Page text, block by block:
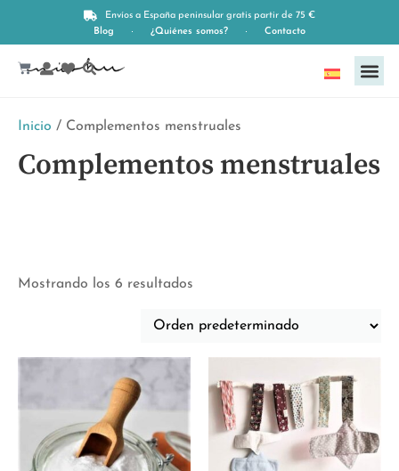
Envíos a España peninsular gratis partir de 75 €
Blog
¿Quiénes somos? Contacto
Español
Inicio / Complementos menstruales
Complementos menstruales
Mostrando los 6 resultados